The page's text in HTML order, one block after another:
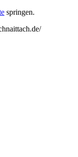
springen.